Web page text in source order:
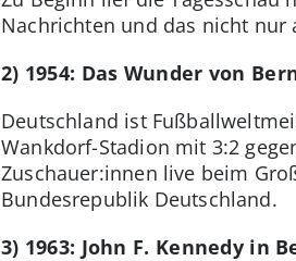
Nachrichten und das nicht nur
2) 1954: Das Wunder von
Deutschland ist
Wankdorf-Stadion mit 3:2
Zuschauer:innen live beim
Bundesrepublik Deutschland.
3) 1963: John F. Kennedy in